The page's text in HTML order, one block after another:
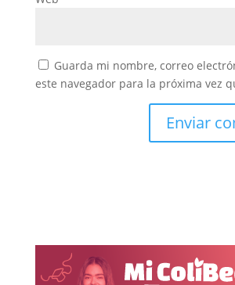
Guarda mi nombre, correo
este navegador para la próxima vez